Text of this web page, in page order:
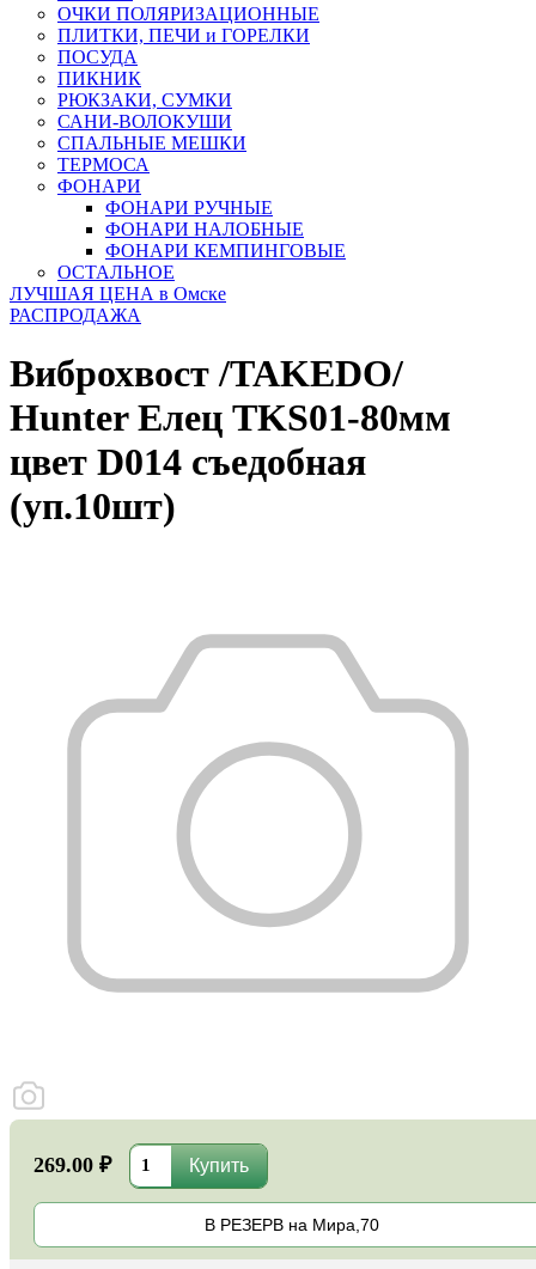
ОЧКИ ПОЛЯРИЗАЦИОННЫЕ
ПЛИТКИ, ПЕЧИ и ГОРЕЛКИ
ПОСУДА
ПИКНИК
РЮКЗАКИ, СУМКИ
САНИ-ВОЛОКУШИ
СПАЛЬНЫЕ МЕШКИ
ТЕРМОСА
ФОНАРИ
ФОНАРИ РУЧНЫЕ
ФОНАРИ НАЛОБНЫЕ
ФОНАРИ КЕМПИНГОВЫЕ
ОСТАЛЬНОЕ
ЛУЧШАЯ ЦЕНА в Омске
РАСПРОДАЖА
Виброхвост /TAKEDO/
Hunter Елец TKS01-80мм
цвет D014 съедобная
(уп.10шт)
269.00 ₽
В РЕЗЕРВ на Мира,70